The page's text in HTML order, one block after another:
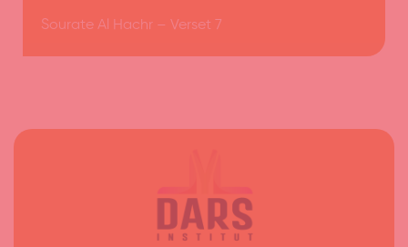
Sourate Al Hachr – Verset 7